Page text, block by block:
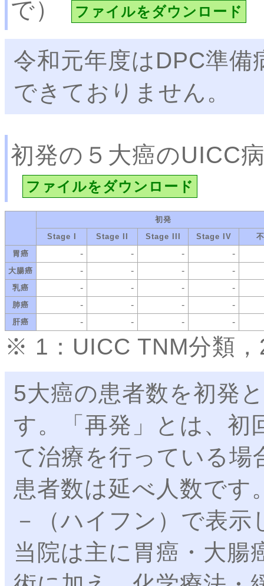
で）
ファイルをダウンロード
令和元年度はDPC準
できておりません。
初発の５大癌のUICC
ファイルをダウンロード
初発
Stage I
Stage II Stage III Stage IV
胃癌
- - - -
大腸癌 - - - -
乳癌 - - - -
肺癌 - - - -
肝癌 - - - -
※ 1：UICC TNM分類
5大癌の患者数を初発
す。「再発」とは、初
て治療を行っている場
患者数は延べ人数です
－（ハイフン）で表示
当院は主に胃癌・大腸